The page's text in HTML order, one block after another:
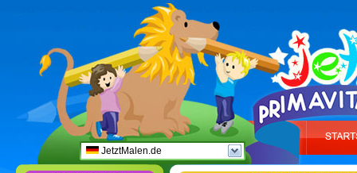
JetztMalen.de